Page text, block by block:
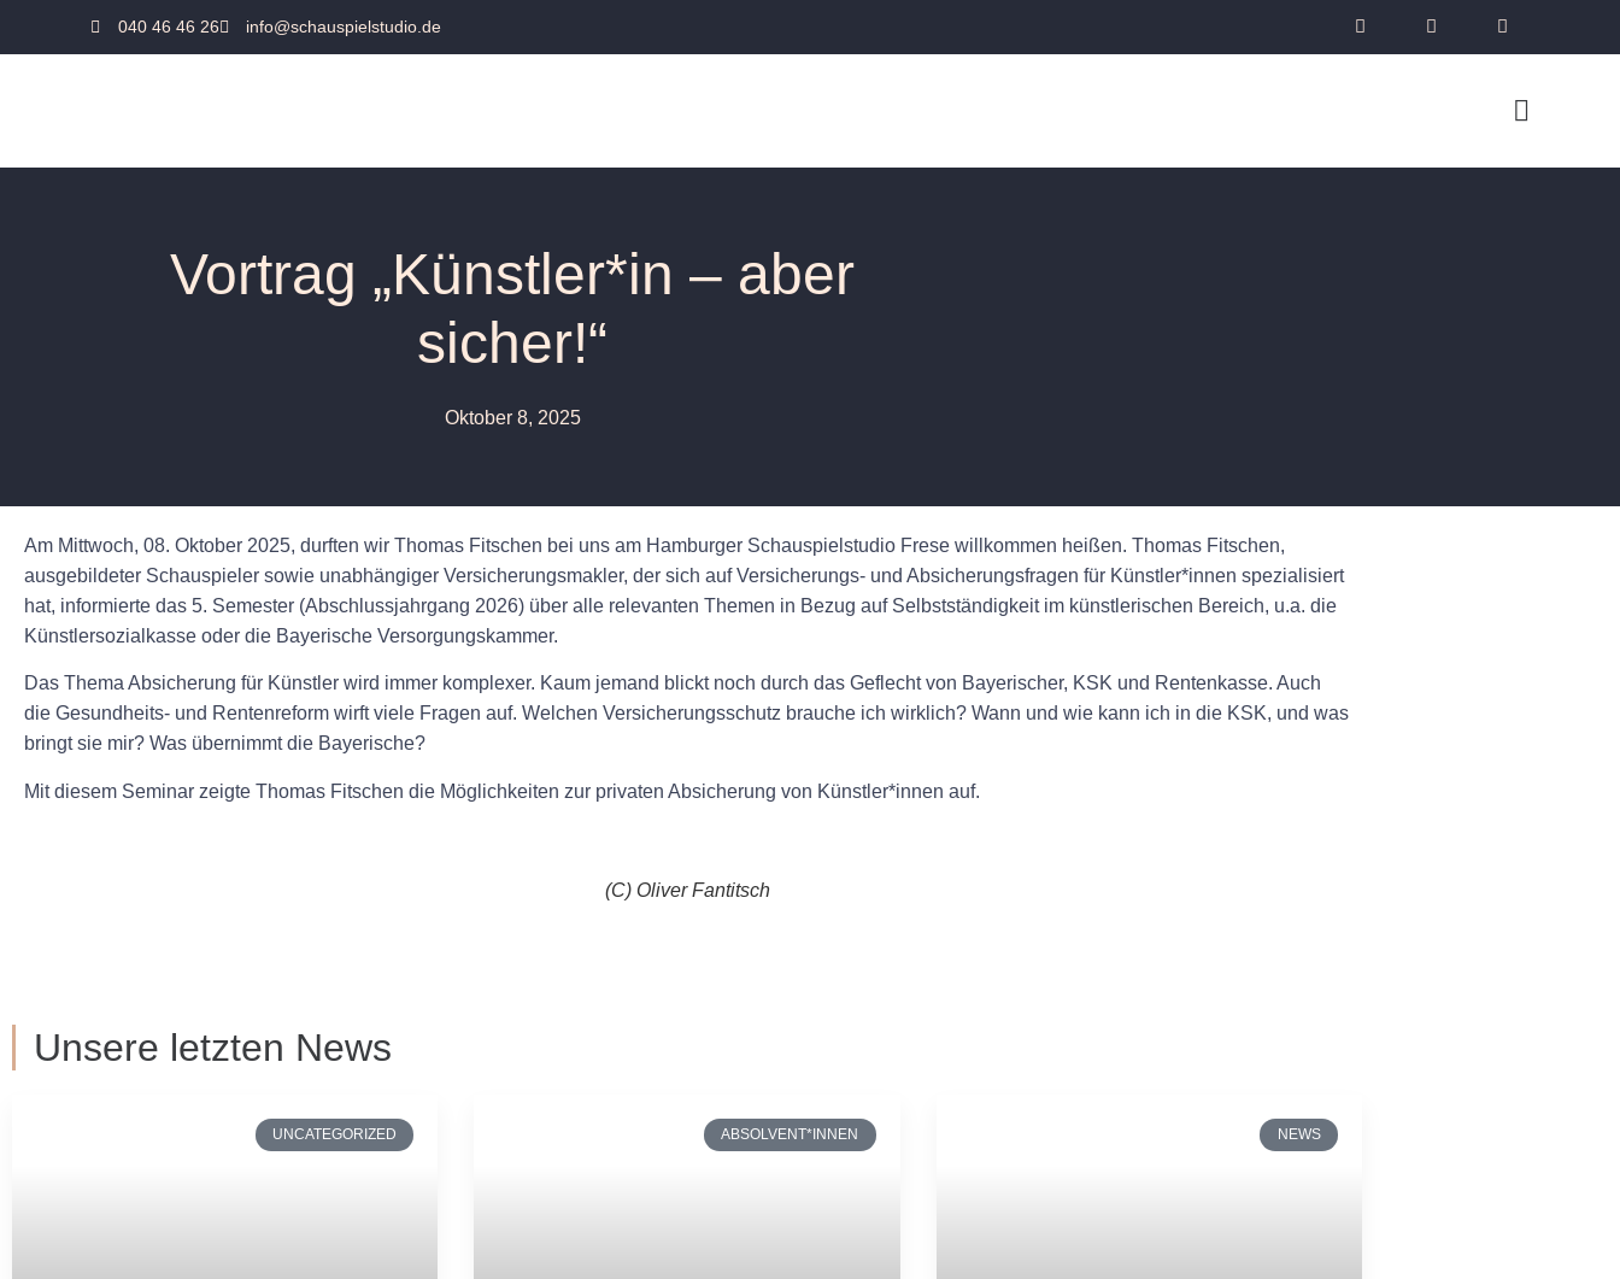
040 46 46 26 info@schauspielstudio.de
Vortrag „Künstler*in – aber
sicher!“
Oktober 8, 2025
Am Mittwoch, 08. Oktober 2025, durften wir Thomas Fitschen bei uns am Hamburger Schauspielstudio Frese willkommen heißen. Thomas Fitschen,
ausgebildeter Schauspieler sowie unabhängiger Versicherungsmakler, der sich auf Versicherungs- und Absicherungsfragen für Künstler*innen spezialisiert
hat, informierte das 5. Semester (Abschlussjahrgang 2026) über alle relevanten Themen in Bezug auf Selbstständigkeit im künstlerischen Bereich, u.a. die
Künstlersozialkasse oder die Bayerische Versorgungskammer.
Das Thema Absicherung für Künstler wird immer komplexer. Kaum jemand blickt noch durch das Geflecht von Bayerischer, KSK und Rentenkasse. Auch
die Gesundheits- und Rentenreform wirft viele Fragen auf. Welchen Versicherungsschutz brauche ich wirklich? Wann und wie kann ich in die KSK, und was
bringt sie mir? Was übernimmt die Bayerische?
Mit diesem Seminar zeigte Thomas Fitschen die Möglichkeiten zur privaten Absicherung von Künstler*innen auf.
(C) Oliver Fantitsch
Unsere letzten News
UNCATEGORIZED ABSOLVENT*INNEN NEWS